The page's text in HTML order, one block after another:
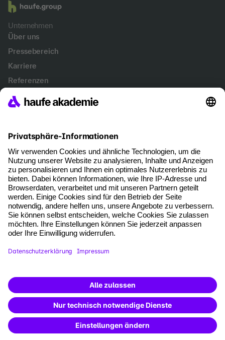
Unternehmen
Über uns
Pressebereich
Karriere
Referenzen
Soziale Verantwortung
Fakten
Newsletter
Account Management
Kontakt & Support
Kontakt
+49 761 898 4060
AGB
Datenschutz
Impressum
Cookie-Einstellungen